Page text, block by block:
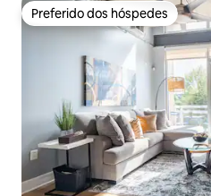
Preferido dos hóspedes
Preferido dos hóspedes